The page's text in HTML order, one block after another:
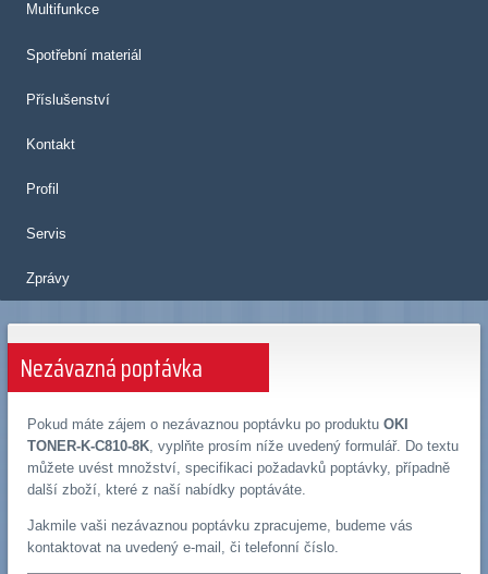
Multifunkce
Spotřební materiál
Příslušenství
Kontakt
Profil
Servis
Zprávy
Nezávazná poptávka
Pokud máte zájem o nezávaznou poptávku po produktu OKI
TONER-K-C810-8K, vyplňte prosím níže uvedený formulář. Do textu
můžete uvést množství, specifikaci požadavků poptávky, případně
další zboží, které z naší nabídky poptáváte.
Jakmile vaši nezávaznou poptávku zpracujeme, budeme vás
kontaktovat na uvedený e-mail, či telefonní číslo.